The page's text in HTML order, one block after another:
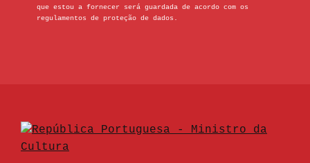
que estou a fornecer será guardada de acordo com os
regulamentos de proteção de dados.